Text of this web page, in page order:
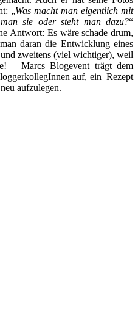
„Was macht man eigentlich mit
man sie oder steht man dazu?“
Antwort: Es wäre schade drum,
daran die Entwicklung eines
zweitens (viel wichtiger), weil
– Marcs Blogevent trägt dem
auf, ein Rezept
aufzulegen.